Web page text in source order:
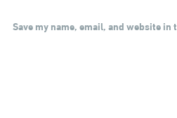
Save my name, email, and website